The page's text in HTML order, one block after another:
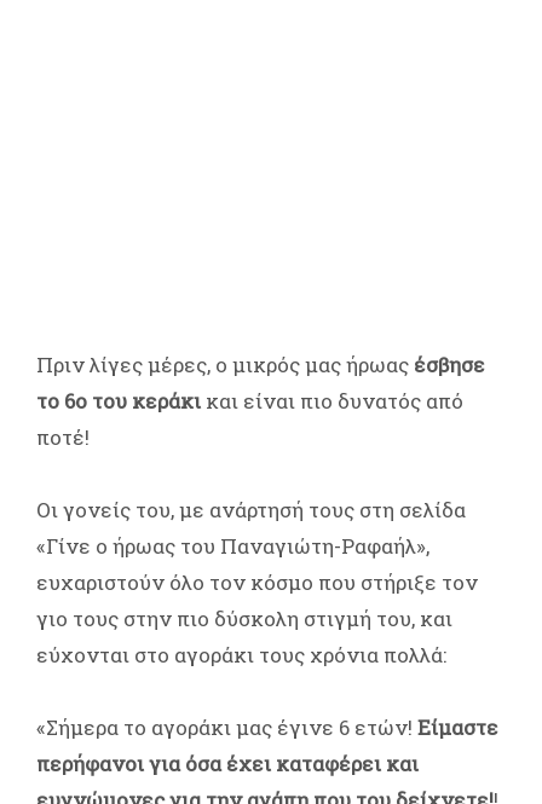
Πριν λίγες μέρες, ο μικρός μας ήρωας έσβησε
το 6ο του κεράκι και είναι πιο δυνατός από
ποτέ!
Οι γονείς του, με ανάρτησή τους στη σελίδα
«Γίνε ο ήρωας του Παναγιώτη-Ραφαήλ»,
ευχαριστούν όλο τον κόσμο που στήριξε τον
γιο τους στην πιο δύσκολη στιγμή του, και
εύχονται στο αγοράκι τους χρόνια πολλά:
«Σήμερα το αγοράκι μας έγινε 6 ετών! Είμαστε
περήφανοι για όσα έχει καταφέρει και